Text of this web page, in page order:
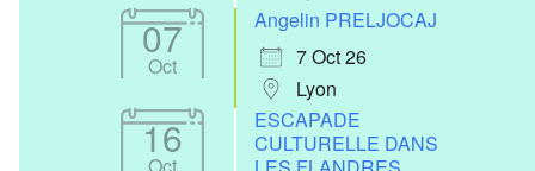
07
Oct
Angelin PRELJOCAJ
7 Oct 26
Lyon
16
ESCAPADE
CULTURELLE DANS